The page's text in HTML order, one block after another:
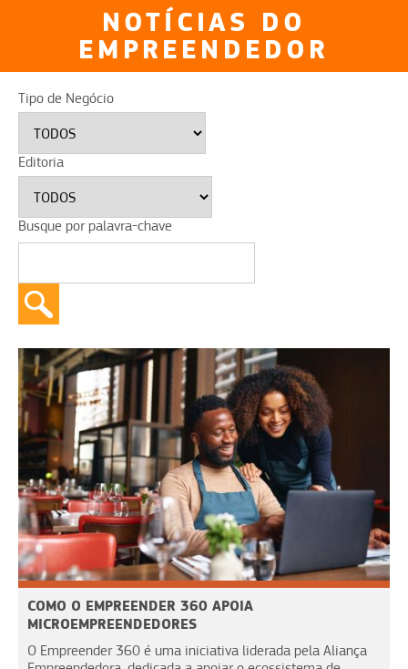
NOTÍCIAS DO
EMPREENDEDOR
Tipo de Negócio
Editoria
Busque por palavra-chave
COMO O EMPREENDER 360 APOIA
MICROEMPREENDEDORES
O Empreender 360 é uma iniciativa liderada pela Aliança